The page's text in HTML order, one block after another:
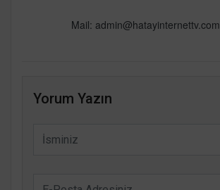
Mail: admin@hatayinternettv.com
Yorum Yazın